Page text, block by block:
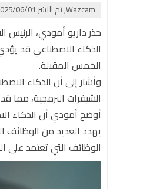
Wazcam, تم النشر 2025/06/01 12:46
حذر داريو أمودي، الرئيس
الخمس المقبلة.
وأشار إلى أن الذكاء
الشيفرات البرمجية، مما قد يرفع
أوضح أمودي أن الذكاء
يهدد العديد من الوظائف
الوظائف التي تعتمد على